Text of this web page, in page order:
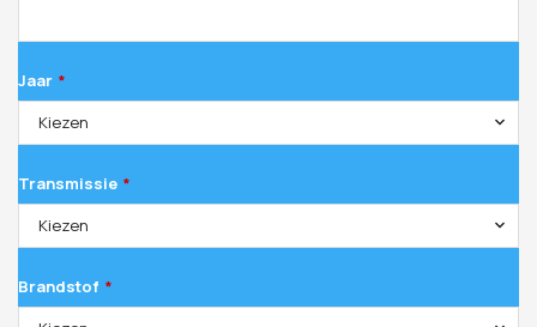
Jaar *
Kiezen
Transmissie *
Kiezen
Brandstof *